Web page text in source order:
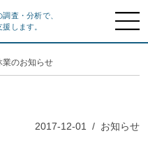
査・分析で、
します。
のお知らせ
2017-12-01 / お知らせ